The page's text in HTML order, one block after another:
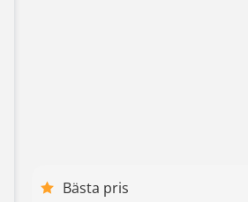
Bästa pris